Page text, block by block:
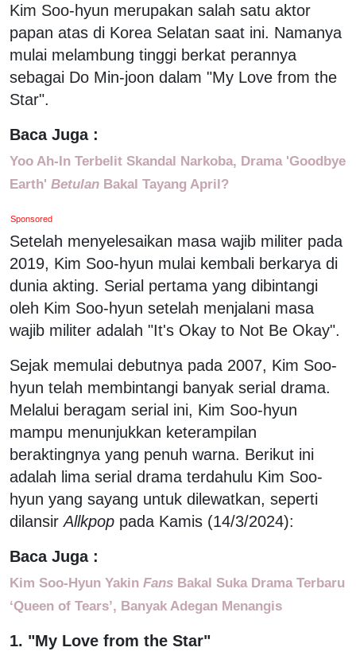
Kim Soo-hyun merupakan salah satu aktor
papan atas di Korea Selatan saat ini. Namanya
mulai melambung tinggi berkat perannya
sebagai Do Min-joon dalam "My Love from the
Star".
Baca Juga :
Yoo Ah-In Terbelit Skandal Narkoba, Drama 'Goodbye
Earth' Betulan Bakal Tayang April?
Sponsored
Setelah menyelesaikan masa wajib militer pada
2019, Kim Soo-hyun mulai kembali berkarya di
dunia akting. Serial pertama yang dibintangi
oleh Kim Soo-hyun setelah menjalani masa
wajib militer adalah "It's Okay to Not Be Okay".
Sejak memulai debutnya pada 2007, Kim Soo-
hyun telah membintangi banyak serial drama.
Melalui beragam serial ini, Kim Soo-hyun
mampu menunjukkan keterampilan
beraktingnya yang penuh warna. Berikut ini
adalah lima serial drama terdahulu Kim Soo-
hyun yang sayang untuk dilewatkan, seperti
dilansirAllkpop pada Kamis (14/3/2024):
Baca Juga :
Kim Soo-Hyun Yakin Fans Bakal Suka Drama Terbaru
‘Queen of Tears’, Banyak Adegan Menangis
1. "My Love from the Star"